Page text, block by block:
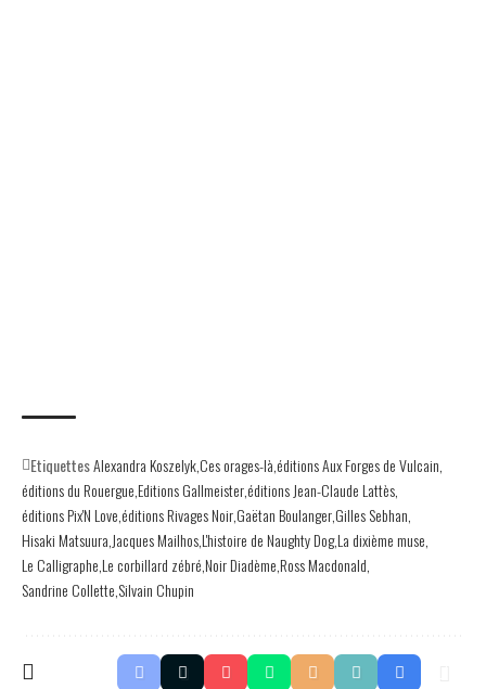
EtiquettesAlexandra KoszelykCes orages-làéditions Aux Forges de Vulcain
éditions du RouergueEditions Gallmeisteréditions Jean-Claude Lattès
éditions Pix'N Loveéditions Rivages NoirGaëtan BoulangerGilles Sebhan
Hisaki Matsuura Jacques MailhosL'histoire de Naughty DogLa dixième muse
Le CalligrapheLe corbillard zébréNoir DiadèmeRoss Macdonald
Sandrine Collette Silvain Chupin